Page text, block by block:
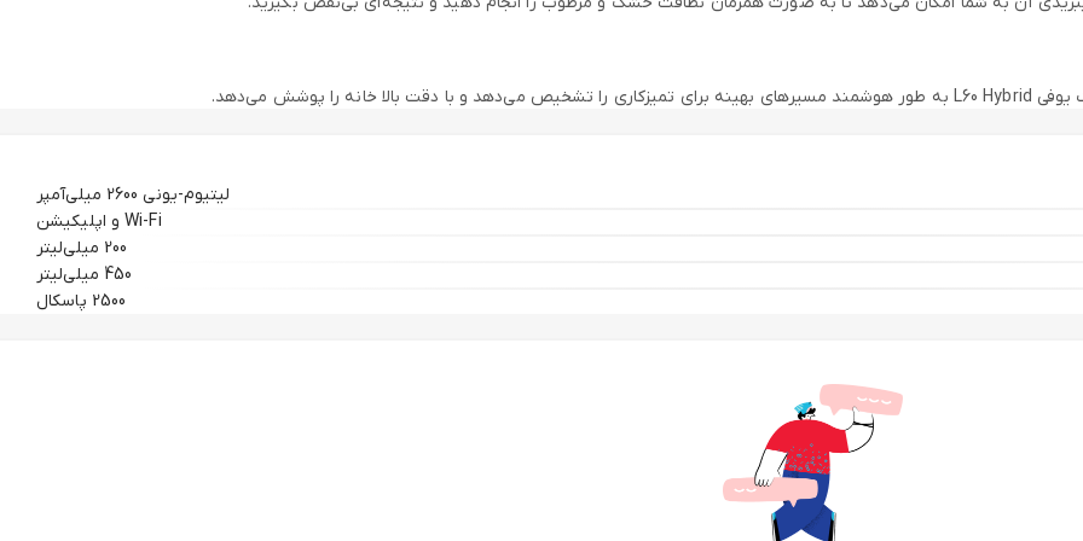
سایر نقاط دشوار دسترسی پیدا کند. همچنین ظاهر مدرن آن با هر نوع دکوراسیون داخلی سازگار است.
لیتیوم-یونی 2600 میلی‌آمپر
Wi-Fi و اپلیکیشن
200 میلی‌لیتر
450 میلی‌لیتر
2500 پاسکال